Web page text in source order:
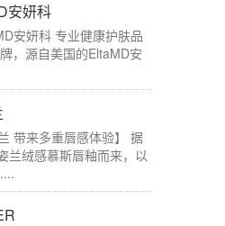
安妍科
安妍科 专业健康护肤品
，源自美国的EltaMD安
带来多重唇感体验】 据
兰绒感慕斯唇釉而来，以